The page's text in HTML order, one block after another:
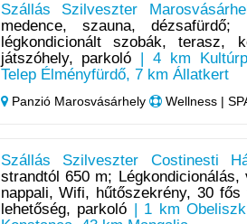
Szállás Szilveszter
medence, szauna,
légkondicionált szobák, terasz,
játszóhely, parkoló | 4 km
Telep Élményfürdő, 7 km Állatkert
Panzió Marosvásárhely Wellness |
Szállás Szilveszter Costinesti
strandtól 650 m; Légkondicionálás,
nappali, Wifi, hűtőszekrény, 30 fős
lehetőség, parkoló | 1 km